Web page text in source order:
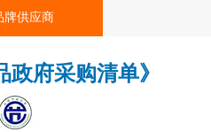
牌供应商
政府采购清单》